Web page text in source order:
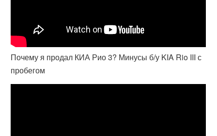
Почему я продал КИА Рио 3? Минусы б/у KIA Rio III с
пробегом